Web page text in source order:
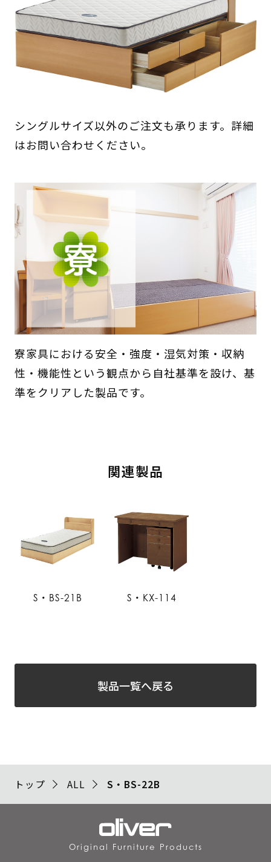
シングルサイズ以外のご注文も承ります。詳細
はお問い合わせください。
寮家具における安全・強度・湿気対策・収納
性・機能性という観点から自社基準を設け、基
準をクリアした製品です。
関連製品
S・BS-21B S・KX-114
製品一覧へ戻る
トップ ALL S・BS-22B
Original Furniture Products